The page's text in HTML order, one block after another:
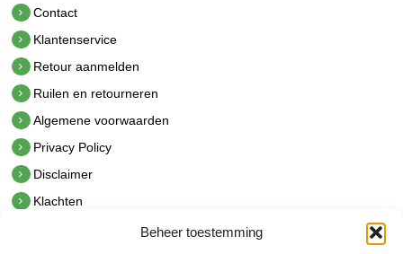
Beheer toestemming
Contact
Klantenservice
Retour aanmelden
Ruilen en retourneren
Algemene voorwaarden
Privacy Policy
Disclaimer
Klachten